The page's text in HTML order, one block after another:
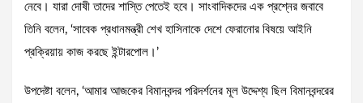
নেবে। যারা দোষী তাদের শাস্তি পেতেই হবে। সাংবাদিকদের এক প্রশ্নের জবাবে
তিনি বলেন, ‘সাবেক প্রধানমন্ত্রী শেখ হাসিনাকে দেশে ফেরানোর বিষয়ে আইনি
প্রক্রিয়ায় কাজ করছে ইন্টারপোল।’
উপদেষ্টা বলেন, ‘আমার আজকের বিমানবন্দর পরিদর্শনের মূল উদ্দেশ্য ছিল বিমানবন্দরের